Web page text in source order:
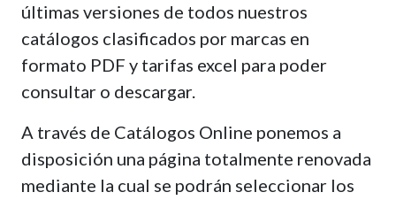
últimas versiones de todos nuestros
catálogos clasificados por marcas en
formato PDF y tarifas excel para poder
consultar o descargar.
A través de Catálogos Online ponemos a
disposición una página totalmente renovada
mediante la cual se podrán seleccionar los